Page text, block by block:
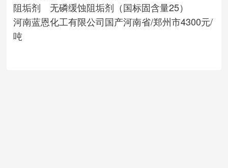
阻垢剂 无磷缓蚀阻垢剂（国标固含量25）
河南蓝恩化工有限公司国产河南省/郑州市4300元/
吨